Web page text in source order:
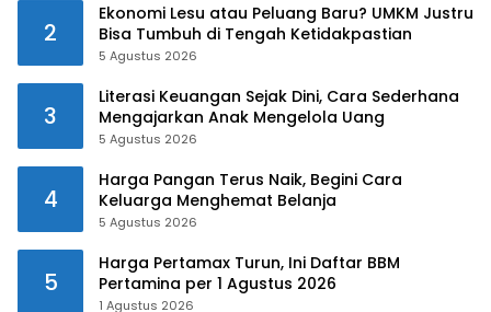
2
Ekonomi Lesu atau Peluang Baru? UMKM Justru
Bisa Tumbuh di Tengah Ketidakpastian
5 Agustus 2026
3
Literasi Keuangan Sejak Dini, Cara Sederhana
Mengajarkan Anak Mengelola Uang
5 Agustus 2026
4
Harga Pangan Terus Naik, Begini Cara
Keluarga Menghemat Belanja
5 Agustus 2026
5
Harga Pertamax Turun, Ini Daftar BBM
Pertamina per 1 Agustus 2026
1 Agustus 2026